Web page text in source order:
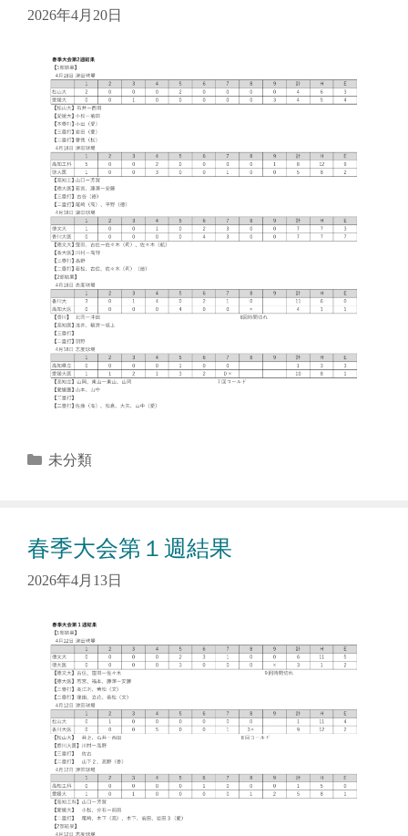
2026年4月20日
カ
ー
未分類
春季大会第１週結果
2026年4月13日